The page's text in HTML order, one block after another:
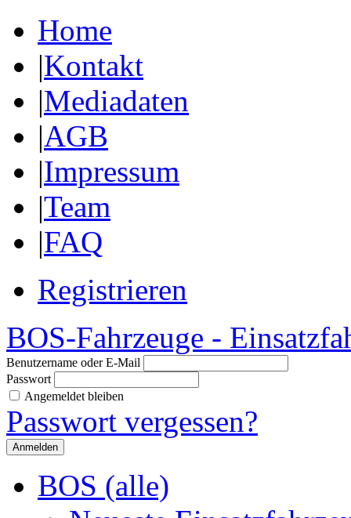
Home
|Kontakt
|Mediadaten
|AGB
|Impressum
|Team
|FAQ
Registrieren
BOS-Fahrzeuge -
Benutzername oder E-Mail
Passwort
Angemeldet bleiben
Passwort vergessen?
BOS (alle)